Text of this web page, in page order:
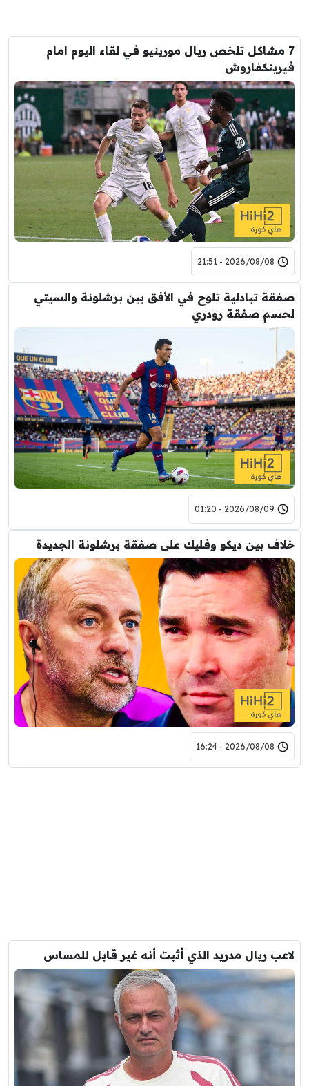
7 مشاكل تلخص ريال مورينيو في لقاء اليوم امام
فيرينكفاروش
2026/08/08 - 21:51
صفقة تبادلية تلوح في الأفق بين برشلونة والسيتي
لحسم صفقة رودري
2026/08/09 - 01:20
خلاف بين ديكو وفليك على صفقة برشلونة الجديدة
2026/08/08 - 16:24
لاعب ريال مدريد الذي أثبت أنه غير قابل للمساس